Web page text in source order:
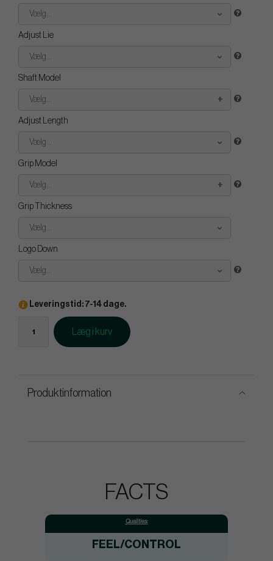
Vælg...
Adjust Lie
Vælg...
Shaft Model
Vælg...
Adjust Length
Vælg...
Grip Model
Vælg...
Grip Thickness
Vælg...
Logo Down
Vælg...
Leveringstid: 7-14 dage.
Læg i kurv
Produktinformation
FACTS
Qualities:
FEEL/CONTROL